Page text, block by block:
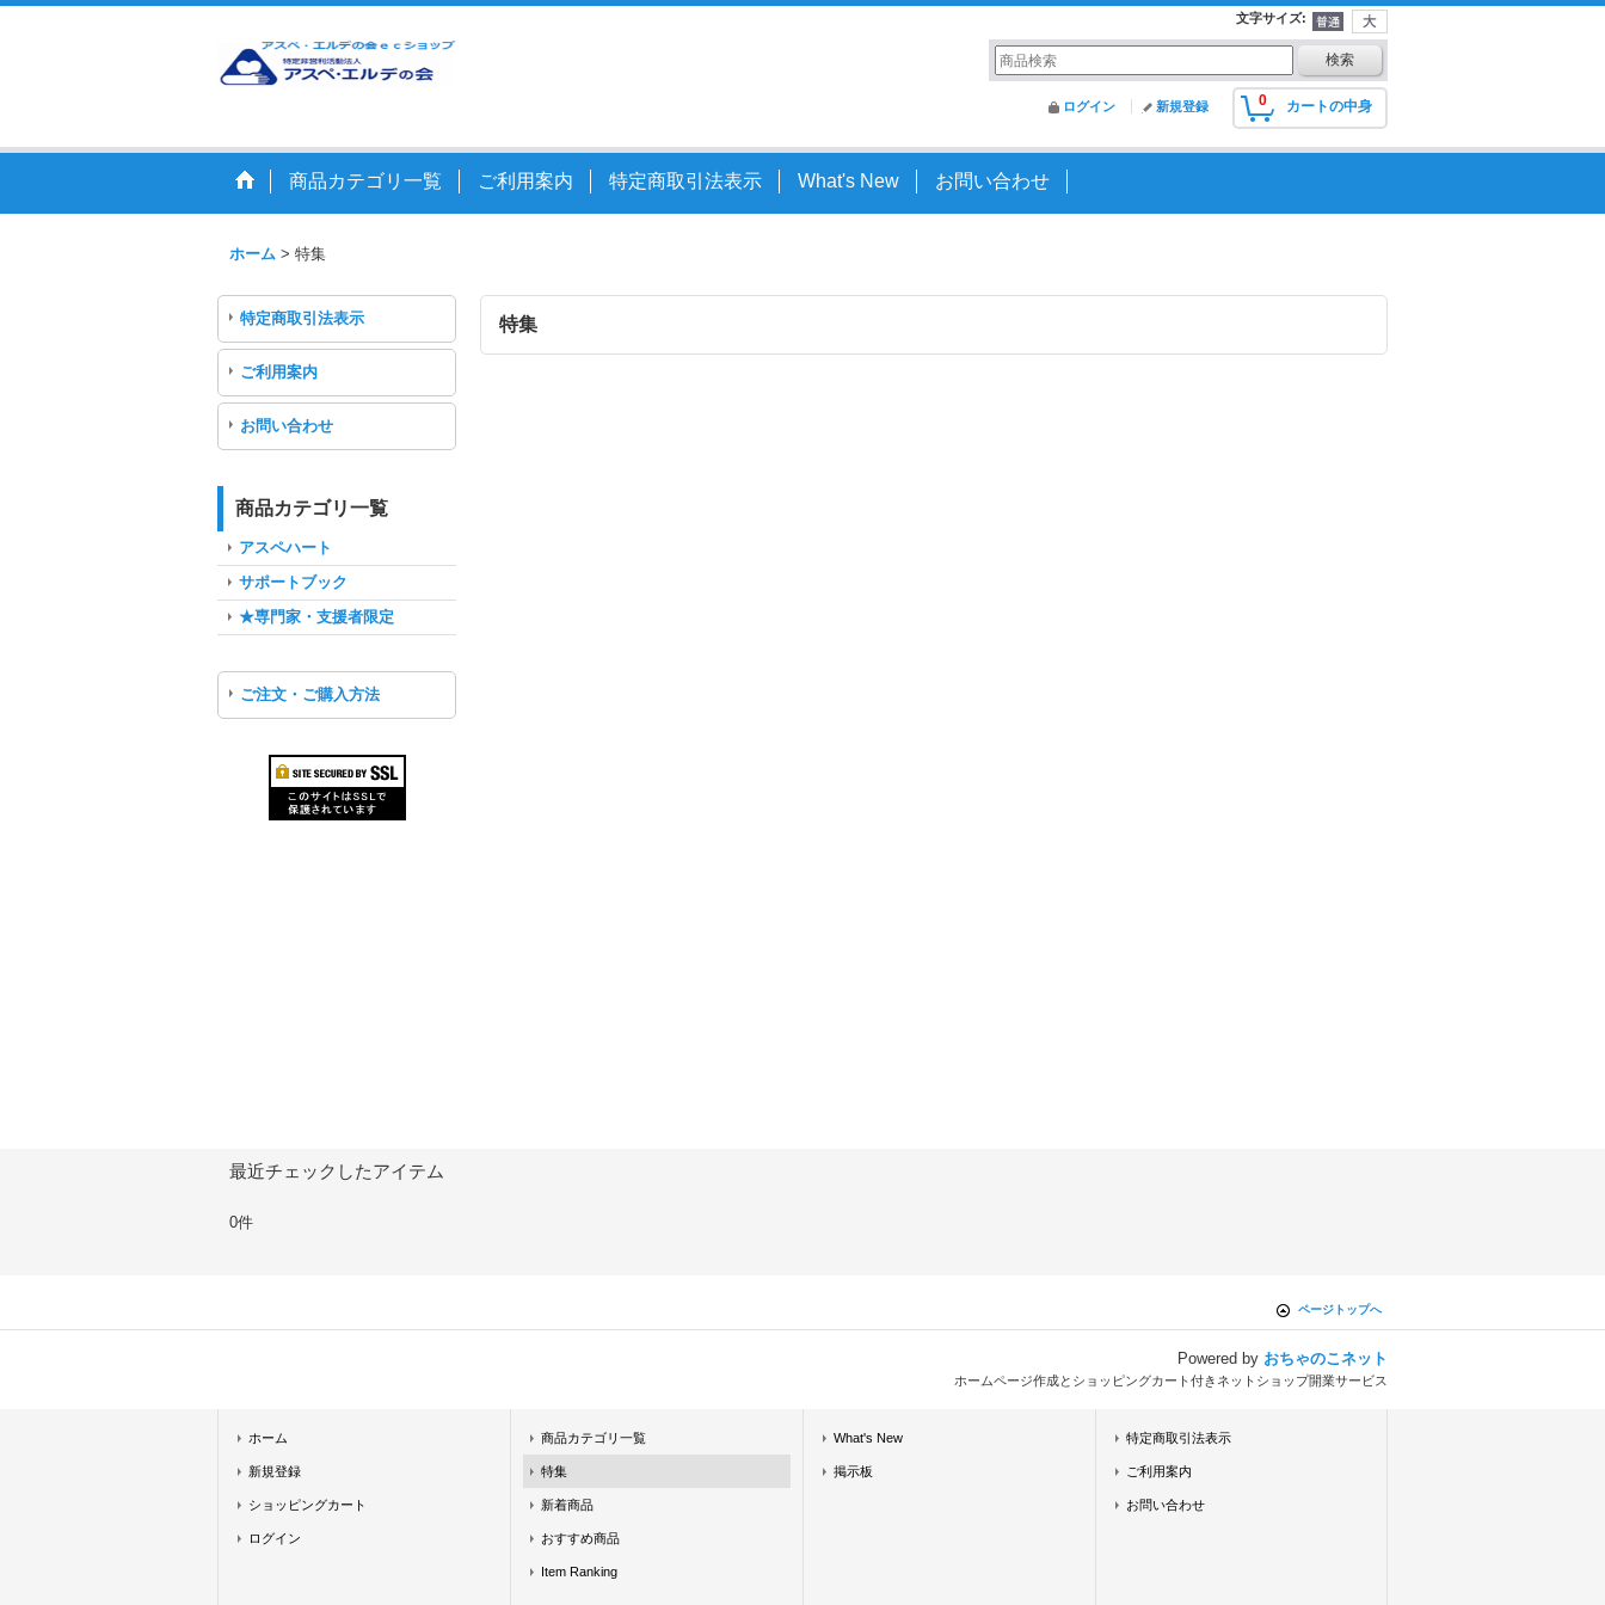
文字サイズ:
0 カートの中身
ログイン 新規登録
商品カテゴリ一覧 ご利用案内 特定商取引法表示 What's New お問い合わせ
ホーム > 特集
特定商取引法表示
ご利用案内
お問い合わせ
商品カテゴリ一覧
アスペハート
サポートブック
★専門家・支援者限定
ご注文・ご購入方法
特集
最近チェックしたアイテム
0件
ページトップへ
Powered by おちゃのこネット
ホームページ作成とショッピングカート付きネットショップ開業サービス
ホーム
新規登録
ショッピングカート
ログイン
商品カテゴリ一覧
特集
新着商品
おすすめ商品
Item Ranking
What's New
掲示板
特定商取引法表示
ご利用案内
お問い合わせ